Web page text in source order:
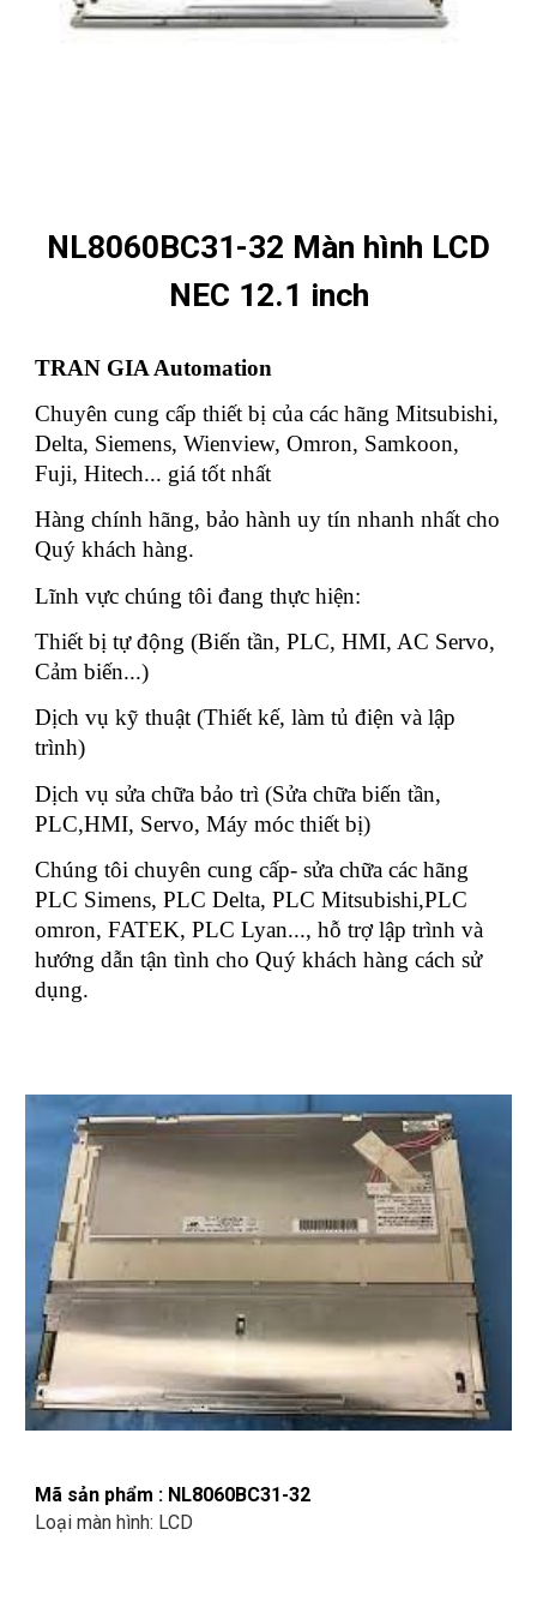
NL8060BC31-32 Màn hình LCD
NEC 12.1 inch
TRAN GIA Automation
Chuyên cung cấp thiết bị của các hãng Mitsubishi,
Delta, Siemens, Wienview, Omron, Samkoon,
Fuji, Hitech... giá tốt nhất
Hàng chính hãng, bảo hành uy tín nhanh nhất cho
Quý khách hàng.
Lĩnh vực chúng tôi đang thực hiện:
Thiết bị tự động (Biến tần, PLC, HMI, AC Servo,
Cảm biến...)
Dịch vụ kỹ thuật (Thiết kế, làm tủ điện và lập
trình)
Dịch vụ sửa chữa bảo trì (Sửa chữa biến tần,
PLC,HMI, Servo, Máy móc thiết bị)
Chúng tôi chuyên cung cấp- sửa chữa các hãng
PLC Simens, PLC Delta, PLC Mitsubishi,PLC
omron, FATEK, PLC Lyan..., hỗ trợ lập trình và
hướng dẫn tận tình cho Quý khách hàng cách sử
dụng.
Mã sản phẩm : NL8060BC31-32
Loại màn hình: LCD